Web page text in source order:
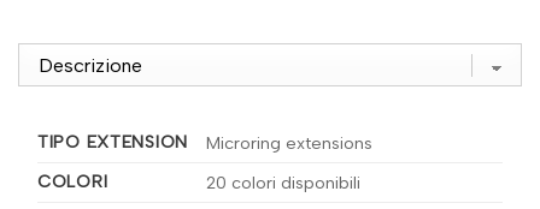
TIPO EXTENSION
Microring extensions
COLORI
20 colori disponibili